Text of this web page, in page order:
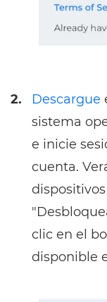
2. Descargue
sistema
e inicie
cuenta.
clic en el
disponible